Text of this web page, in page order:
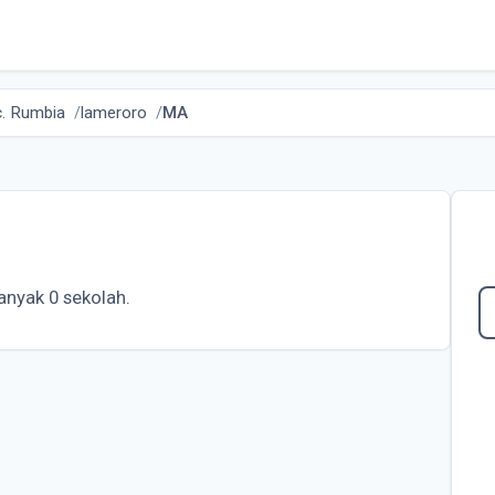
Rumbia lameroro MA
0 sekolah.